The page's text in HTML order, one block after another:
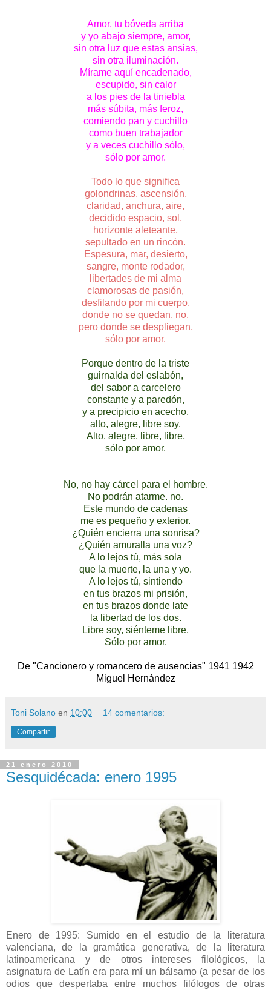
Amor, tu bóveda arriba
y yo abajo siempre, amor,
sin otra luz que estas ansias,
sin otra iluminación.
Mírame aquí encadenado,
escupido, sin calor
a los pies de la tiniebla
más súbita, más feroz,
comiendo pan y cuchillo
como buen trabajador
y a veces cuchillo sólo,
sólo por amor.
Todo lo que significa
golondrinas, ascensión,
claridad, anchura, aire,
decidido espacio, sol,
horizonte aleteante,
sepultado en un rincón.
Espesura, mar, desierto,
sangre, monte rodador,
libertades de mi alma
clamorosas de pasión,
desfilando por mi cuerpo,
donde no se quedan, no,
pero donde se despliegan,
sólo por amor.
Porque dentro de la triste
guirnalda del eslabón,
del sabor a carcelero
constante y a paredón,
y a precipicio en acecho,
alto, alegre, libre soy.
Alto, alegre, libre, libre,
sólo por amor.
No, no hay cárcel para el hombre.
No podrán atarme. no.
Este mundo de cadenas
me es pequeño y exterior.
¿Quién encierra una sonrisa?
¿Quién amuralla una voz?
A lo lejos tú, más sola
que la muerte, la una y yo.
A lo lejos tú, sintiendo
en tus brazos mi prisión,
en tus brazos donde late
la libertad de los dos.
Libre soy, siénteme libre.
Sólo por amor.
De "Cancionero y romancero de ausencias" 1941 1942
Miguel Hernández
Toni Solano en 10:00 14 comentarios:
Compartir
21 enero 2010
Sesquidécada: enero 1995
Enero de 1995: Sumido en el estudio de la literatura
valenciana, de la gramática generativa, de la literatura
latinoamericana y de otros intereses filológicos, la
asignatura de Latín era para mí un bálsamo (a pesar de los
odios que despertaba entre muchos filólogos de otras